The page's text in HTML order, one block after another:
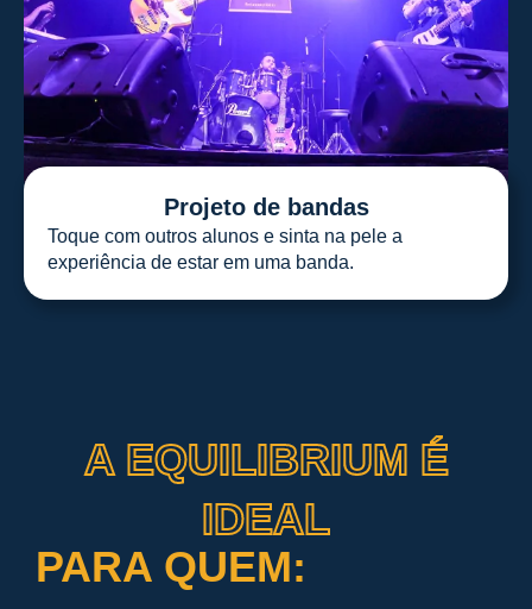
Projeto de bandas
Toque com outros alunos e sinta na pele a
experiência de estar em uma banda.
A EQUILIBRIUM É
IDEAL
PARA QUEM: